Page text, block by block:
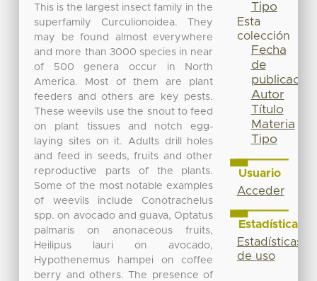
This is the largest insect family in the
superfamily Curculionoidea. They
may be found almost everywhere
and more than 3000 species in near
of 500 genera occur in North
America. Most of them are plant
feeders and others are key pests.
These weevils use the snout to feed
on plant tissues and notch egg-
laying sites on it. Adults drill holes
and feed in seeds, fruits and other
reproductive parts of the plants.
Some of the most notable examples
of weevils include Conotrachelus
spp. on avocado and guava, Optatus
palmaris on anonaceous fruits,
Heilipus lauri on avocado,
Hypothenemus hampei on coffee
berry and others. The presence of
Tipo
Esta
colección
Fecha
de
publicación
Autor
Título
Materia
Tipo
Usuario
Acceder
Estadísticas
Estadísticas
de uso